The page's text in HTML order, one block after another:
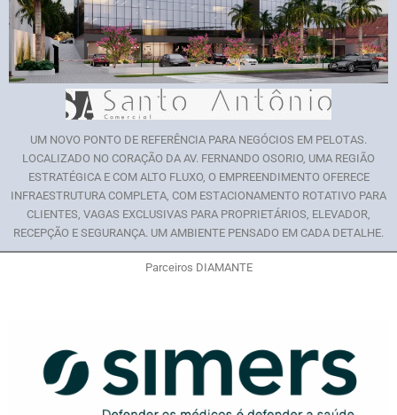
UM NOVO PONTO DE REFERÊNCIA PARA NEGÓCIOS EM PELOTAS.
LOCALIZADO NO CORAÇÃO DA AV. FERNANDO OSORIO, UMA REGIÃO
ESTRATÉGICA E COM ALTO FLUXO, O EMPREENDIMENTO OFERECE
INFRAESTRUTURA COMPLETA, COM ESTACIONAMENTO ROTATIVO PARA
CLIENTES, VAGAS EXCLUSIVAS PARA PROPRIETÁRIOS, ELEVADOR,
RECEPÇÃO E SEGURANÇA. UM AMBIENTE PENSADO EM CADA DETALHE.
Parceiros DIAMANTE